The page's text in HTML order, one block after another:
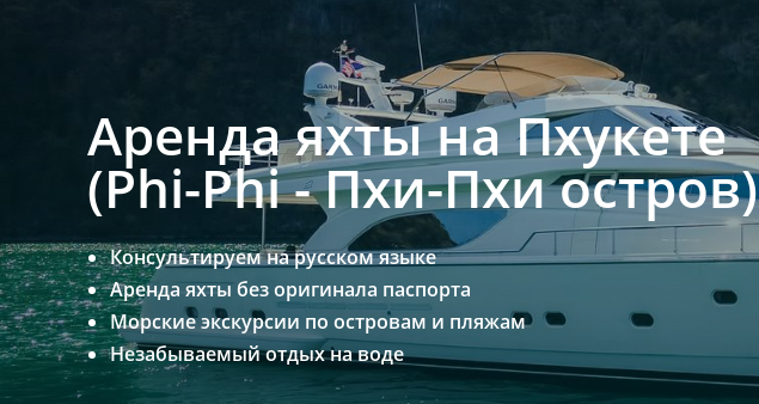
Аренда яхты на Пхукете
(Phi-Phi - Пхи-Пхи остров)
Консультируем на русском языке
Аренда яхты без оригинала паспорта
Морские экскурсии по островам и пляжам
Незабываемый отдых на воде